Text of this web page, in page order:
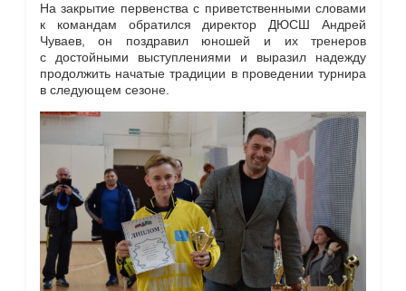
На закрытие первенства с приветственными словами
к командам обратился директор ДЮСШ Андрей
Чуваев, он поздравил юношей и их тренеров
с достойными выступлениями и выразил надежду
продолжить начатые традиции в проведении турнира
в следующем сезоне.